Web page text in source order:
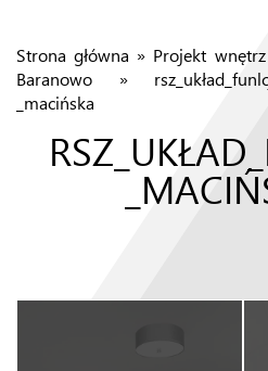
Strona główna » Projekt
Baranowo »
_macińska